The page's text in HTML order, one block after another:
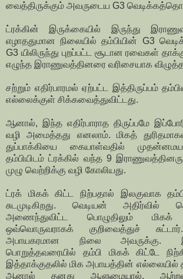
வைத்திருக்கும் அவருடைய G3
ட்ரக்கின் இருக்கையில் இருந்து
எழாததுமான நிலையில் தம்பியின் G3
G3 யிலிருந்து புறப்பட்ட சூடான ரவைகள்
எழுந்த இராணுவத்தினரை வரிசையாக
சற்றும் எதிர்பாரமல் ஏற்பட்ட இத்திருப்பம்
எல்லைக்குள் சிக்கவைத்துவிட்டது.
ஆனால், இந்த எதிர்பாராத திருப்பமே
வழி அமைத்தது எனலாம். மிகத்
துப்பாக்கியை கையாள்வதில்
தம்பியிடம் ட்ரக்கில் வந்த 9
முழு வெற்றிக்கு வழி கோலியது.
ட்ரக் மிகக் கிட்ட நிற்பதால் இலகுவாக
சுடமுடிகிறது. வெடியன் அதிர்வில்
அணைந்துவிட்ட பொழுதிலும் மிகக்
ஒவ்வொருவராகக் குறிவைத்துச்
அபாயகரமான நிலை அவருக்கு.
பொறுத்தவரையில் தம்பி மிகக் கிட்டே
இத்தாக்குதலில் மிக அபாயத்தின் எல்லையில்
ஆனால் தனது ஆளுமையால்,